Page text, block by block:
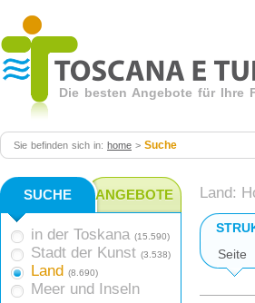
Die besten Angebote für Ihre
Sie befinden sich in: home > Suche
Land:
Seite
SUCHE ANGEBOTE
in der Toskana (15.590)
Stadt der Kunst (3.538)
Land (8.690)
Meer und Inseln